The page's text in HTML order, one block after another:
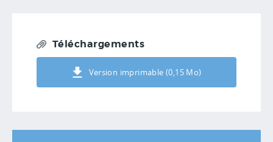
Téléchargements
Version imprimable (0,15 Mo)